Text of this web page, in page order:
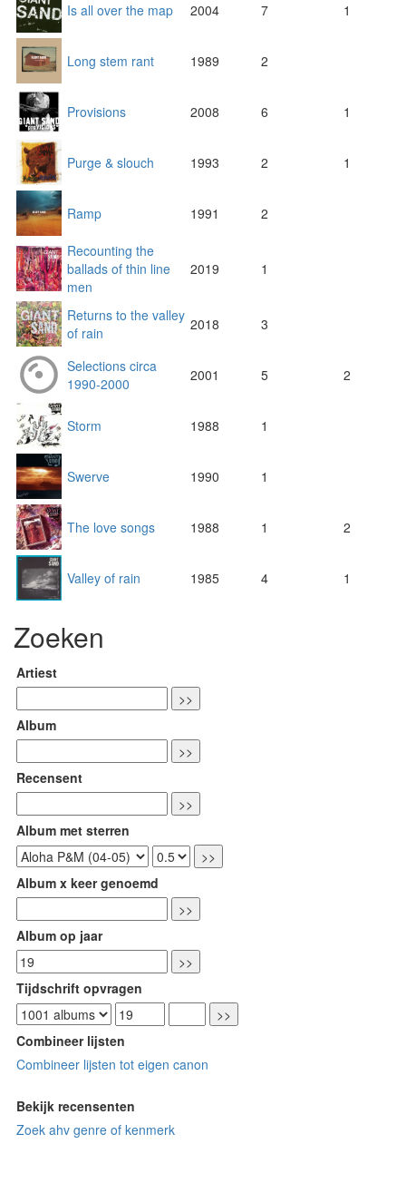
Is all over the map 2004 7 1
Long stem rant 1989 2
Provisions 2008 6 1
Purge & slouch 1993 2 1
Ramp 1991 2
Recounting the
ballads of thin line
men
2019 1
Returns to the valley
of rain
2018 3
Selections circa
1990-2000
2001 5 2
Storm 1988 1
Swerve 1990 1
The love songs 1988 1 2
Valley of rain 1985 4 1
Zoeken
Artiest
Album
Recensent
Album met sterren
Album x keer genoemd
Album op jaar
Tijdschrift opvragen
Combineer lijsten
Combineer lijsten tot eigen canon
Bekijk recensenten
Zoek ahv genre of kenmerk